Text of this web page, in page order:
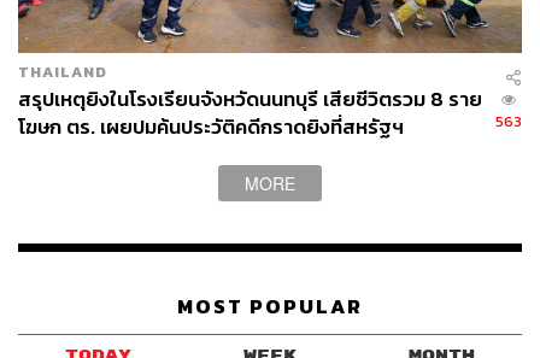
ผู้มีสิทธิเดิม ต้องยืนยันสิทธิภายใน 4-21 มิถุนายน 2569 ผ่าน
ช่องทางต่าง ๆ ได้แก่
แอปฯ เป๋าตัง และแอปฯ ทางรัฐ
เว็บไซต์ของโครงการ:https://welfare.mof.go.th
tps://บัตรสวัสดิการแห่งรัฐ.mof.go.th
(มหาชน)
ธนาคารเพื่อการเกษตรและสหกรณ์การเกษตร (BAAC)
ธนาคารออมสิน (GSB) ธนาคารอาคารสงเคราะห์
THAILAND
สรุปเหตุยิงในโรงเรียนจังหวัดนนทบุรี เสียชีวิตรวม 8 ราย
โฆษก ตร. เผยปมค้นประวัติคดีกราดยิงที่สหรัฐฯ
563
MORE
MOST POPULAR